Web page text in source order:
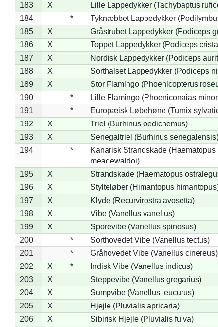
183
X
Lille Lappedykker (Tachybaptus
184
*
Tyknæbbet Lappedykker
185
X
Gråstrubet Lappedykker (Podiceps
186
X
Toppet Lappedykker (Podiceps
187
X
Nordisk Lappedykker (Podiceps
188
X
Sorthalset Lappedykker (Podiceps
189
X
Stor Flamingo (Phoenicopterus
190
*
Lille Flamingo (Phoeniconaias
191
*
Europæisk Løbehøne (Turnix
192
X
Triel (Burhinus oedicnemus)
193
X
Senegaltriel (Burhinus senegalensis)
194
*
Kanarisk Strandskade (Haematopus
meadewaldoi)
195
X
Strandskade (Haematopus
196
X
Stylteløber (Himantopus
197
X
Klyde (Recurvirostra avosetta)
198
X
Vibe (Vanellus vanellus)
199
X
Sporevibe (Vanellus spinosus)
200
*
Sorthovedet Vibe (Vanellus tectus)
201
*
Gråhovedet Vibe (Vanellus cinereus)
202
X *
Indisk Vibe (Vanellus indicus)
203
X
Steppevibe (Vanellus gregarius)
204
X
Sumpvibe (Vanellus leucurus)
205
X
Hjejle (Pluvialis apricaria)
206
X
Sibirisk Hjejle (Pluvialis fulva)